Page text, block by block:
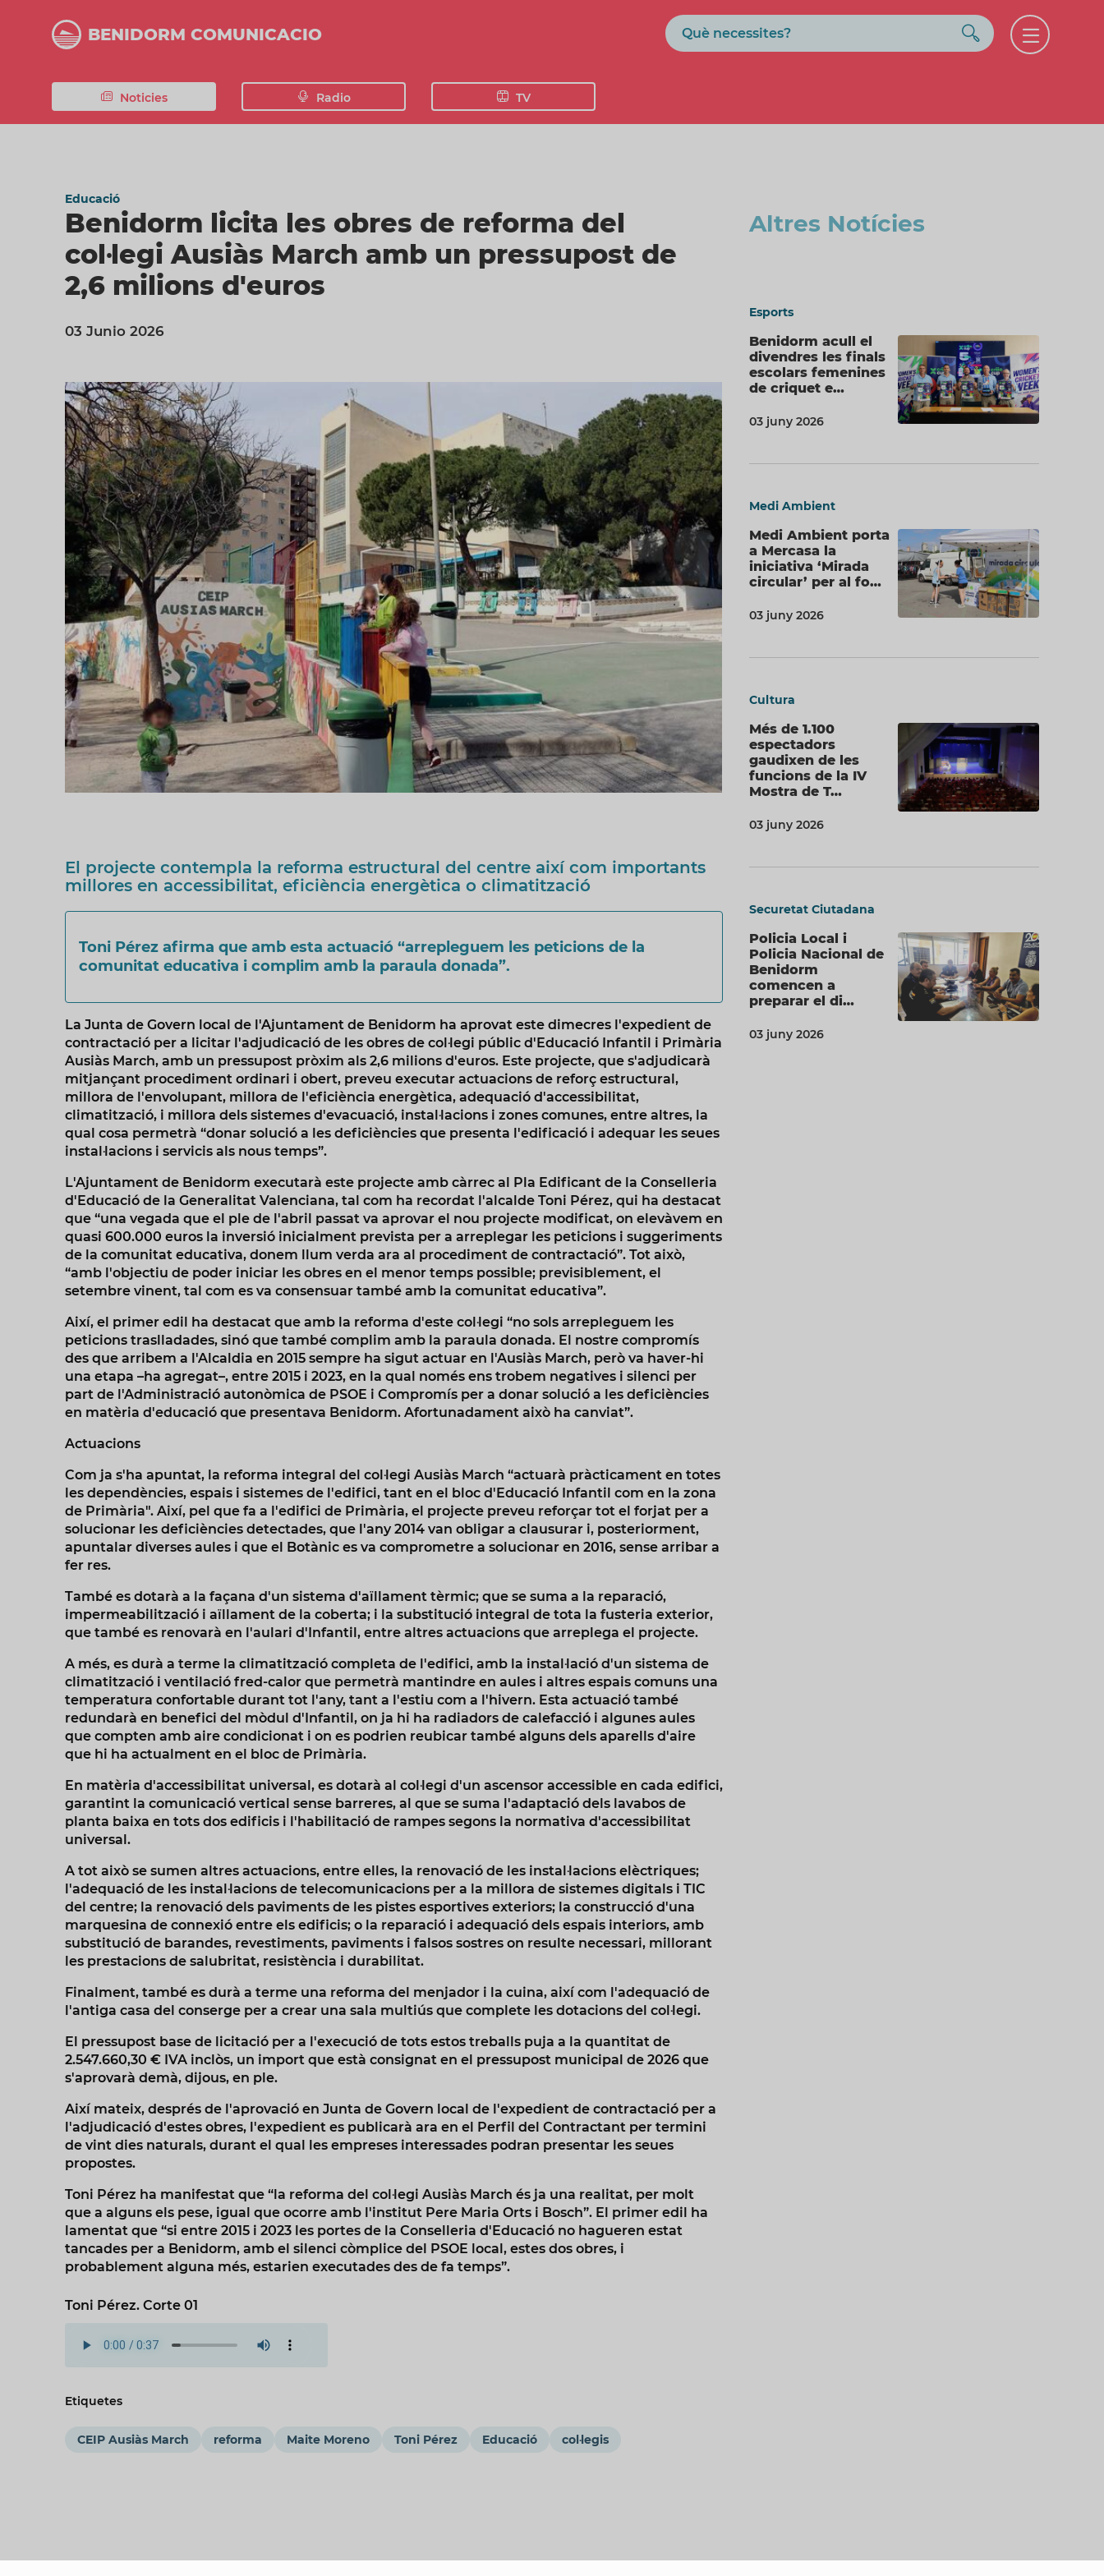
contingut
BENIDORM COMUNICACIO
Cerca Buscar
Open
Noticies Radio TV
Educació
Benidorm licita les obres de reforma del
col·legi Ausiàs March amb un pressupost de
2,6 milions d'euros
03 Junio 2026
El projecte contempla la reforma estructural del centre així com importants
millores en accessibilitat, eficiència energètica o climatització
Toni Pérez afirma que amb esta actuació “arrepleguem les peticions de la
comunitat educativa i complim amb la paraula donada”.
La Junta de Govern local de l'Ajuntament de Benidorm ha aprovat este dimecres l'expedient de
contractació per a licitar l'adjudicació de les obres de col·legi públic d'Educació Infantil i Primària
Ausiàs March, amb un pressupost pròxim als 2,6 milions d'euros. Este projecte, que s'adjudicarà
mitjançant procediment ordinari i obert, preveu executar actuacions de reforç estructural,
millora de l'envolupant, millora de l'eficiència energètica, adequació d'accessibilitat,
climatització, i millora dels sistemes d'evacuació, instal·lacions i zones comunes, entre altres, la
qual cosa permetrà “donar solució a les deficiències que presenta l'edificació i adequar les seues
instal·lacions i servicis als nous temps”.
L'Ajuntament de Benidorm executarà este projecte amb càrrec al Pla Edificant de la Conselleria
d'Educació de la Generalitat Valenciana, tal com ha recordat l'alcalde Toni Pérez, qui ha destacat
que “una vegada que el ple de l'abril passat va aprovar el nou projecte modificat, on elevàvem en
quasi 600.000 euros la inversió inicialment prevista per a arreplegar les peticions i suggeriments
de la comunitat educativa, donem llum verda ara al procediment de contractació”. Tot això,
“amb l'objectiu de poder iniciar les obres en el menor temps possible; previsiblement, el
setembre vinent, tal com es va consensuar també amb la comunitat educativa”.
Així, el primer edil ha destacat que amb la reforma d'este col·legi “no sols arrepleguem les
peticions traslladades, sinó que també complim amb la paraula donada. El nostre compromís
des que arribem a l'Alcaldia en 2015 sempre ha sigut actuar en l'Ausiàs March, però va haver-hi
una etapa –ha agregat–, entre 2015 i 2023, en la qual només ens trobem negatives i silenci per
part de l'Administració autonòmica de PSOE i Compromís per a donar solució a les deficiències
en matèria d'educació que presentava Benidorm. Afortunadament això ha canviat”.
Actuacions
Com ja s'ha apuntat, la reforma integral del col·legi Ausiàs March “actuarà pràcticament en totes
les dependències, espais i sistemes de l'edifici, tant en el bloc d'Educació Infantil com en la zona
de Primària". Així, pel que fa a l'edifici de Primària, el projecte preveu reforçar tot el forjat per a
solucionar les deficiències detectades, que l'any 2014 van obligar a clausurar i, posteriorment,
apuntalar diverses aules i que el Botànic es va comprometre a solucionar en 2016, sense arribar a
fer res.
També es dotarà a la façana d'un sistema d'aïllament tèrmic; que se suma a la reparació,
impermeabilització i aïllament de la coberta; i la substitució integral de tota la fusteria exterior,
que també es renovarà en l'aulari d'Infantil, entre altres actuacions que arreplega el projecte.
A més, es durà a terme la climatització completa de l'edifici, amb la instal·lació d'un sistema de
climatització i ventilació fred-calor que permetrà mantindre en aules i altres espais comuns una
temperatura confortable durant tot l'any, tant a l'estiu com a l'hivern. Esta actuació també
redundarà en benefici del mòdul d'Infantil, on ja hi ha radiadors de calefacció i algunes aules
que compten amb aire condicionat i on es podrien reubicar també alguns dels aparells d'aire
que hi ha actualment en el bloc de Primària.
En matèria d'accessibilitat universal, es dotarà al col·legi d'un ascensor accessible en cada edifici,
garantint la comunicació vertical sense barreres, al que se suma l'adaptació dels lavabos de
planta baixa en tots dos edificis i l'habilitació de rampes segons la normativa d'accessibilitat
universal.
A tot això se sumen altres actuacions, entre elles, la renovació de les instal·lacions elèctriques;
l'adequació de les instal·lacions de telecomunicacions per a la millora de sistemes digitals i TIC
del centre; la renovació dels paviments de les pistes esportives exteriors; la construcció d'una
marquesina de connexió entre els edificis; o la reparació i adequació dels espais interiors, amb
substitució de barandes, revestiments, paviments i falsos sostres on resulte necessari, millorant
les prestacions de salubritat, resistència i durabilitat.
Finalment, també es durà a terme una reforma del menjador i la cuina, així com l'adequació de
l'antiga casa del conserge per a crear una sala multiús que complete les dotacions del col·legi.
El pressupost base de licitació per a l'execució de tots estos treballs puja a la quantitat de
2.547.660,30 € IVA inclòs, un import que està consignat en el pressupost municipal de 2026 que
s'aprovarà demà, dijous, en ple.
Així mateix, després de l'aprovació en Junta de Govern local de l'expedient de contractació per a
l'adjudicació d'estes obres, l'expedient es publicarà ara en el Perfil del Contractant per termini
de vint dies naturals, durant el qual les empreses interessades podran presentar les seues
propostes.
Toni Pérez ha manifestat que “la reforma del col·legi Ausiàs March és ja una realitat, per molt
que a alguns els pese, igual que ocorre amb l'institut Pere Maria Orts i Bosch”. El primer edil ha
lamentat que “si entre 2015 i 2023 les portes de la Conselleria d'Educació no hagueren estat
tancades per a Benidorm, amb el silenci còmplice del PSOE local, estes dos obres, i
probablement alguna més, estarien executades des de fa temps”.
Toni Pérez. Corte 01
Etiquetes
CEIP Ausiàs March reforma Maite Moreno Toni Pérez Educació col·legis
Altres Notícies
Esports
Benidorm acull el
divendres les finals
escolars femenines
de criquet e…
03 juny 2026
Medi Ambient
Medi Ambient porta
a Mercasa la
iniciativa ‘Mirada
circular’ per al fo…
03 juny 2026
Cultura
Més de 1.100
espectadors
gaudixen de les
funcions de la IV
Mostra de T…
03 juny 2026
Securetat Ciutadana
Policia Local i
Policia Nacional de
Benidorm
comencen a
preparar el di…
03 juny 2026